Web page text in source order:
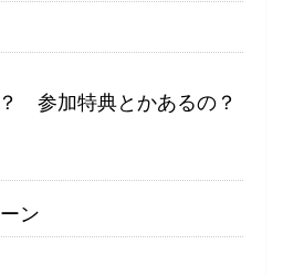
参加特典とかあるの？
ン